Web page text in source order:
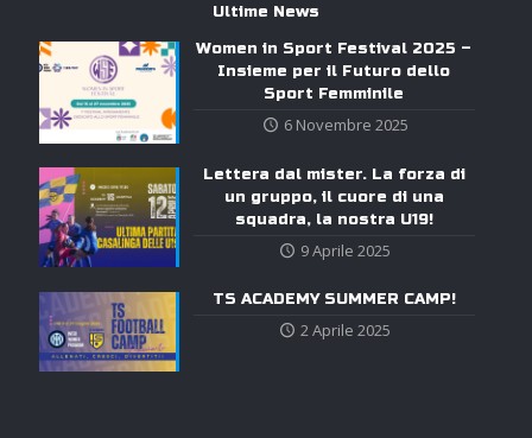
Ultime News
Women in Sport Festival 2025 –
Insieme per il Futuro dello
Sport Femminile
6 Novembre 2025
Lettera dal mister. La forza di
un gruppo, il cuore di una
squadra, la nostra U19!
9 Aprile 2025
TS ACADEMY SUMMER CAMP!
2 Aprile 2025